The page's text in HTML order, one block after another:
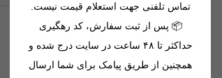
تماس تلفنی جهت استعلام قیمت نیست.
📦 پس از ثبت سفارش، کد رهگیری
حداکثر تا ۴۸ ساعت در سایت درج شده و
همچنین از طریق پیامک برای شما ارسال
اطلاعات تماس
09221680256 - 09373782289